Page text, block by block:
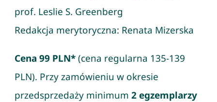
prof. Leslie S. Greenberg
Redakcja merytoryczna: Renata Mizerska
Cena 99 PLN*(cena regularna 135-139
PLN). Przy zamówieniu w okresie
przedsprzedaży minimum 2 egzemplarzy